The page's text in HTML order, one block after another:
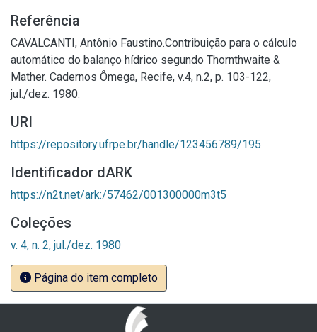
Referência
CAVALCANTI, Antônio Faustino.Contribuição para o cálculo
automático do balanço hídrico segundo Thornthwaite &
Mather. Cadernos Ômega, Recife, v.4, n.2, p. 103-122,
jul./dez. 1980.
URI
https://repository.ufrpe.br/handle/123456789/195
Identificador dARK
https://n2t.net/ark:/57462/001300000m3t5
Coleções
v. 4, n. 2, jul./dez. 1980
Página do item completo